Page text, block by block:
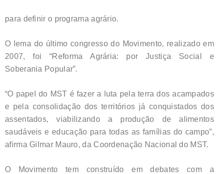
para definir o programa agrário.
O lema do último congresso do Movimento, realizado em
2007, foi “Reforma Agrária: por Justiça Social e
Soberania Popular”.
“O papel do MST é fazer a luta pela terra dos acampados
e pela consolidação dos territórios já conquistados dos
assentados, viabilizando a produção de alimentos
saudáveis e educação para todas as famílias do campo”,
afirma Gilmar Mauro, da Coordenação Nacional do MST.
O Movimento tem construído em debates com a